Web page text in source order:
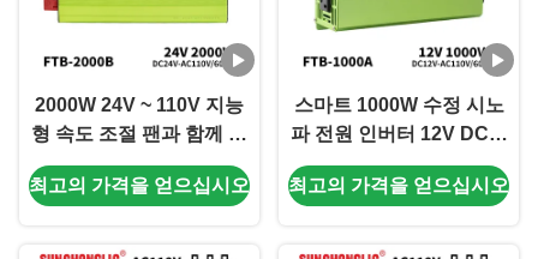
2000W 24V ~ 110V 지능
형 속도 조절 팬과 함께 수
정 된 시노 파드 전력 인버
터
최고의 가격을 얻으십시오
스마트 1000W 수정 시노
파 전원 인버터 12V DC에
서 110V AC 60Hz 오프 그
리드 인버터
최고의 가격을 얻으십시오